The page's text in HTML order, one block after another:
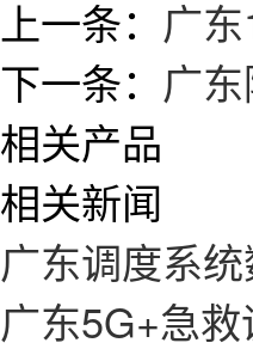
上一条： 广
下一条： 广
相关产品
相关新闻
广东调度系
广东5G+急